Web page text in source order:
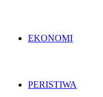
EKONOMI
PERISTIWA